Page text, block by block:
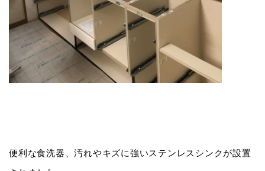
便利な食洗器、汚れやキズに強いステンレスシンクが設置